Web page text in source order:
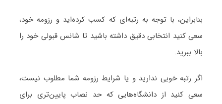
بنابراین، با توجه به رتبه‌ای که کسب کرده‌اید و رزومه خود،
سعی کنید انتخابی دقیق داشته باشید تا شانس قبولی خود را
بالا ببرید.
اگر رتبه خوبی ندارید و یا شرایط رزومه شما مطلوب نیست،
سعی کنید از دانشگاه‌هایی که حد نصاب پایین‌تری برای